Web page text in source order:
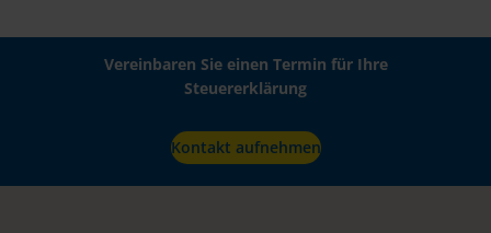
Vereinbaren Sie einen Termin für Ihre
Steuererklärung
Kontakt aufnehmen